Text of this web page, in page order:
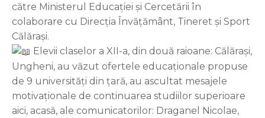
către Ministerul Educației și Cercetării în
colaborare cu Direcția Învățământ, Tineret și Sport
Călărași.
Elevii claselor a XII-a, din două raioane: Călărași,
Ungheni, au văzut ofertele educaționale propuse
de 9 universități din țară, au ascultat mesajele
motivaționale de continuarea studiilor superioare
aici, acasă, ale comunicatorilor: Draganel Nicolae,